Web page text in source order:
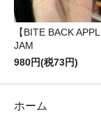
【BITE BACK
JAM
980円(税73円)
ホーム